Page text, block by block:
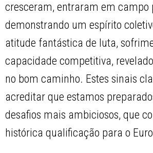
cresceram, entraram em campo
demonstrando um espírito
atitude fantástica de luta,
capacidade competitiva,
no bom caminho. Estes sinais
acreditar que estamos
desafios mais ambiciosos, que
histórica qualificação para o